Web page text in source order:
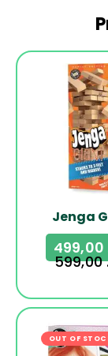
-17%
Jenga
599,00
OUT OF